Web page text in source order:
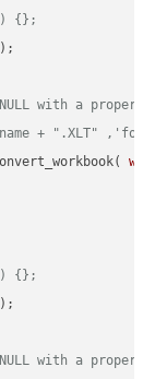
{};
with a proper
+ ".XLT"
{};
with a proper